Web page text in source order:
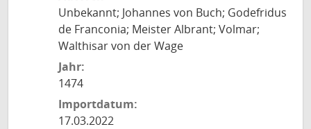
Unbekannt; Johannes von Buch; Godefridus
de Franconia; Meister Albrant; Volmar;
Walthisar von der Wage
Jahr:
1474
Importdatum:
17.03.2022